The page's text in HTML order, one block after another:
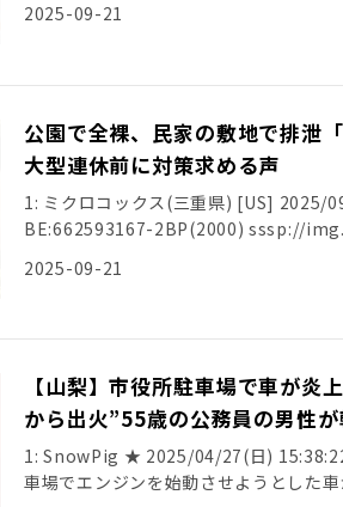
2025-09-21
公園で全裸、民家の敷地で排泄
大型連休前に対策求める声
1: ミクロコックス(三重県) [US]
BE:662593167-2BP(2000) sssp://
2025-09-21
【山梨】市役所駐車場で車が炎
から出火”55歳の公務員の男性
1: SnowPig ★ 2025/04/27(日)
車場でエンジンを始動させようとした